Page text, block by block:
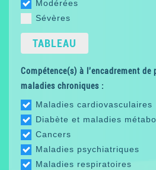
Modérées
Sévères
TABLEAU
Compétence(s) à l'encadrement de
maladies chroniques :
Maladies cardiovasculaires
Diabète et maladies
Cancers
Maladies psychiatriques
Maladies respiratoires